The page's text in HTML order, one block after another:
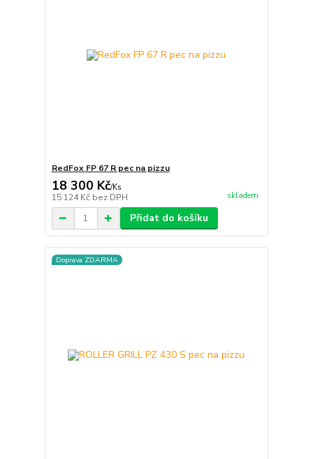
RedFox FP 67 R pec na pizzu
18 300 Kč/Ks
15 124 Kč bez DPH skladem
Přidat do košíku
Doprava ZDARMA